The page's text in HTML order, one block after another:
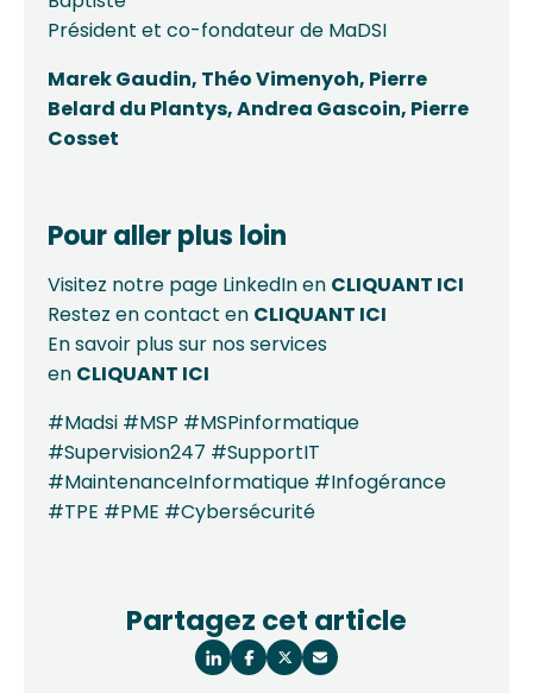
Président et co-fondateur de MaDSI
Marek Gaudin, Théo Vimenyoh, Pierre
Belard du Plantys,Andrea Gascoin, Pierre
Cosset
Pour aller plus loin
Visitez notre page LinkedIn en CLIQUANT ICI
Restez en contact en CLIQUANT ICI
En savoir plus sur nos services
en CLIQUANT ICI
#Madsi #MSP #MSPinformatique
#Supervision247 #SupportIT
#MaintenanceInformatique #Infogérance
#TPE #PME #Cybersécurité
Partagez cet article